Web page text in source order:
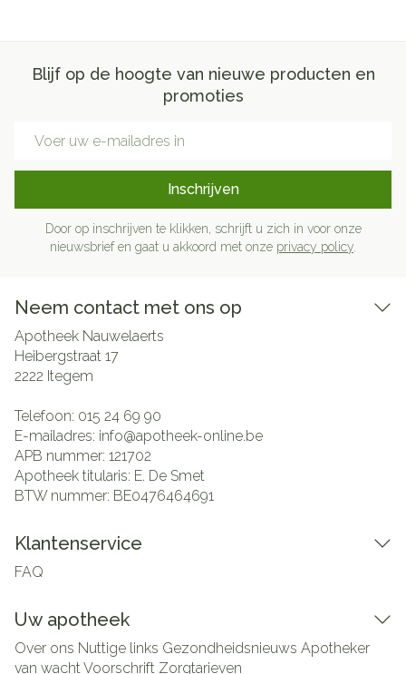
Blijf op de hoogte van nieuwe producten en
promoties
Inschrijven
Door op inschrijven te klikken, schrijft u zich in voor onze
nieuwsbrief en gaat u akkoord met onze privacy policy
Neem contact met ons op
Apotheek Nauwelaerts
Heibergstraat 17
2222 Itegem
Telefoon: 015 24 69 90
E-mailadres: info@apotheek-online.be
APB nummer: 121702
Apotheek titularis: E. De Smet
BTW nummer: BE0476464691
Klantenservice
FAQ
Uw apotheek
Over ons Nuttige links Gezondheidsnieuws Apotheker
van wachtVoorschrift Zorgtarieven